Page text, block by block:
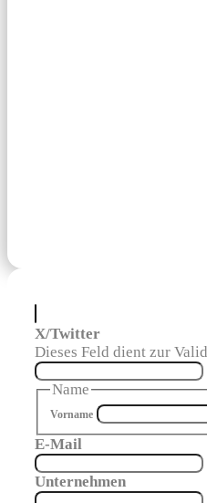
X/Twitter
Dieses Feld dient zur
Name
Vorname
E-Mail
Unternehmen